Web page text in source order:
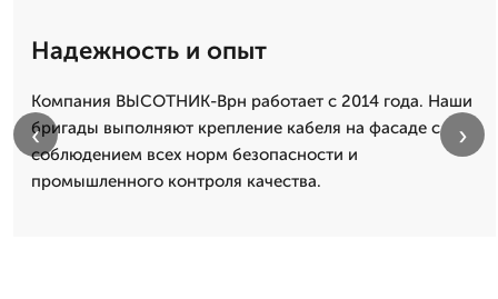
Надежность и опыт
Компания ВЫСОТНИК-Врн работает с 2014 года. Наши
бригады выполняют крепление кабеля на фасаде с
соблюдением всех норм безопасности и
промышленного контроля качества.
‹ ›